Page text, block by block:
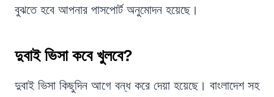
বুঝতে হবে আপনার পাসপোর্ট অনুমোদন হয়েছে।
দুবাই ভিসা কবে খুলবে?
দুবাই ভিসা কিছুদিন আগে বন্ধ করে দেয়া হয়েছে। বাংলাদেশ সহ